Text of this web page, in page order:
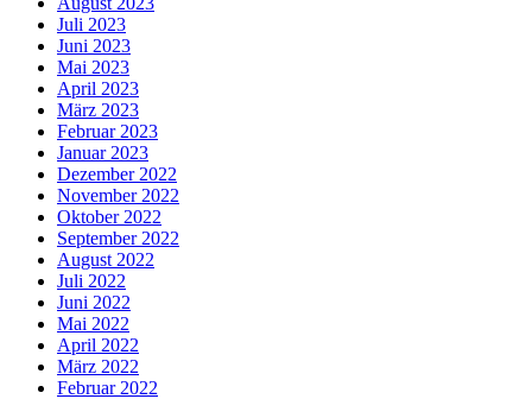
Juli 2023
Juni 2023
Mai 2023
April 2023
März 2023
Februar 2023
Januar 2023
Dezember 2022
November 2022
Oktober 2022
September 2022
August 2022
Juli 2022
Juni 2022
Mai 2022
April 2022
März 2022
Februar 2022